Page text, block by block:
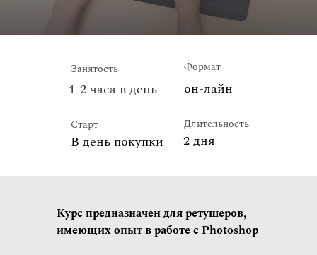
Занятость
1-2 часа в день
Старт
В день покупки
Формат
он-лайн
Длительность
2 дня
Курс предназначен для ретушеров,
имеющих опыт в работе с Photoshop